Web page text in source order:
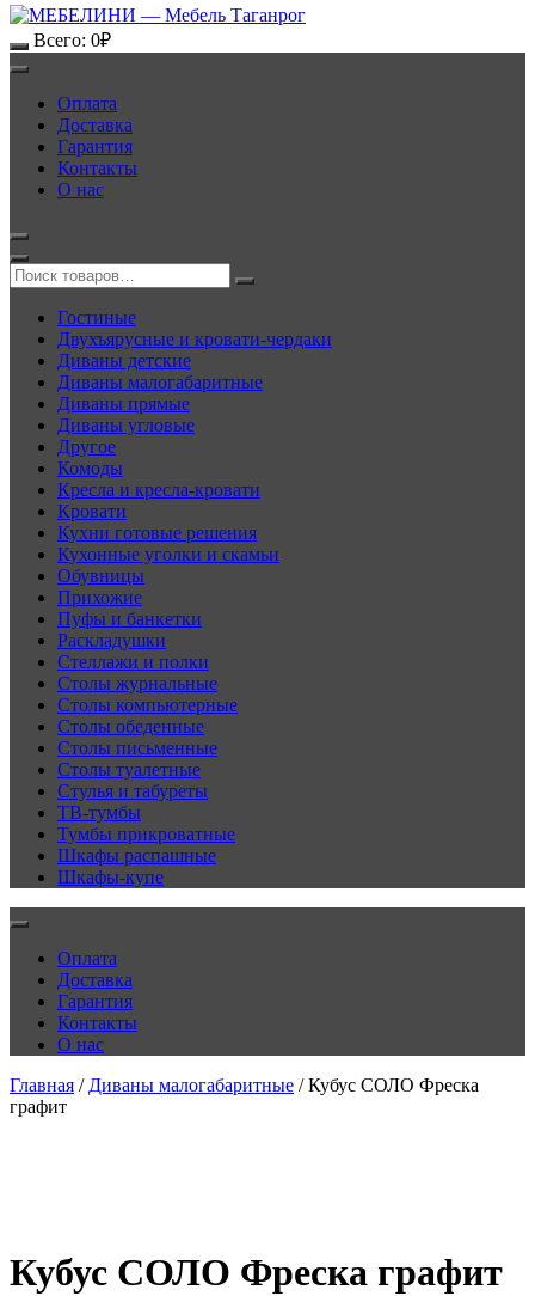
Всего: 0₽
Оплата
Доставка
Гарантия
Контакты
О нас
Гостиные
Двухъярусные и кровати-чердаки
Диваны детские
Диваны малогабаритные
Диваны прямые
Диваны угловые
Другое
Комоды
Кресла и кресла-кровати
Кровати
Кухни готовые решения
Кухонные уголки и скамьи
Обувницы
Прихожие
Пуфы и банкетки
Раскладушки
Стеллажи и полки
Столы журнальные
Столы компьютерные
Столы обеденные
Столы письменные
Столы туалетные
Стулья и табуреты
ТВ-тумбы
Тумбы прикроватные
Шкафы распашные
Шкафы-купе
Оплата
Доставка
Гарантия
Контакты
О нас
Главная / Диваны малогабаритные / Кубус СОЛО Фреска
графит
Кубус СОЛО Фреска графит